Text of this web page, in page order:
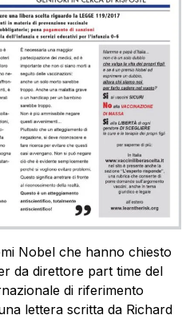
Nobel che hanno chiesto
da direttore part time del
di riferimento
lettera scritta da Richard